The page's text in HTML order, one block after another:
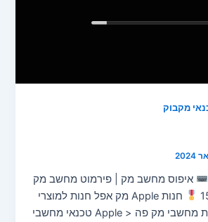
מקבוק
איפוס מחשב מק | פירמוט מחשב מק
חנות Apple מק אפל חנות למוצרי
אפל תיקון מק חנות מחשבי מק פה < Apple טכנאי מחשבי